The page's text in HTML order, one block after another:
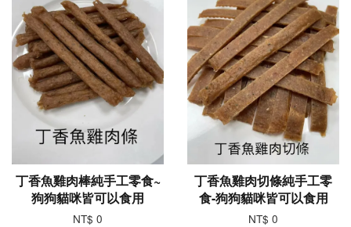
丁香魚雞肉棒純手工零食~
狗狗貓咪皆可以食用
NT$ 0
丁香魚雞肉切條純手工零
食-狗狗貓咪皆可以食用
NT$ 0